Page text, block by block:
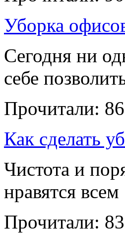
Уборка
Сегодня ни
себе
Прочитали:
Как сделать
Чистота и
нравятся всем
Прочитали: